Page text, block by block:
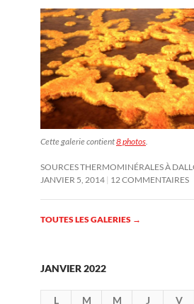
Cette galerie contient8 photos
SOURCES THERMOMINÉRALES À
JANVIER 5, 2014 12 COMMENTAIRES
TOUTES LES GALERIES →
JANVIER 2022
L M M J V